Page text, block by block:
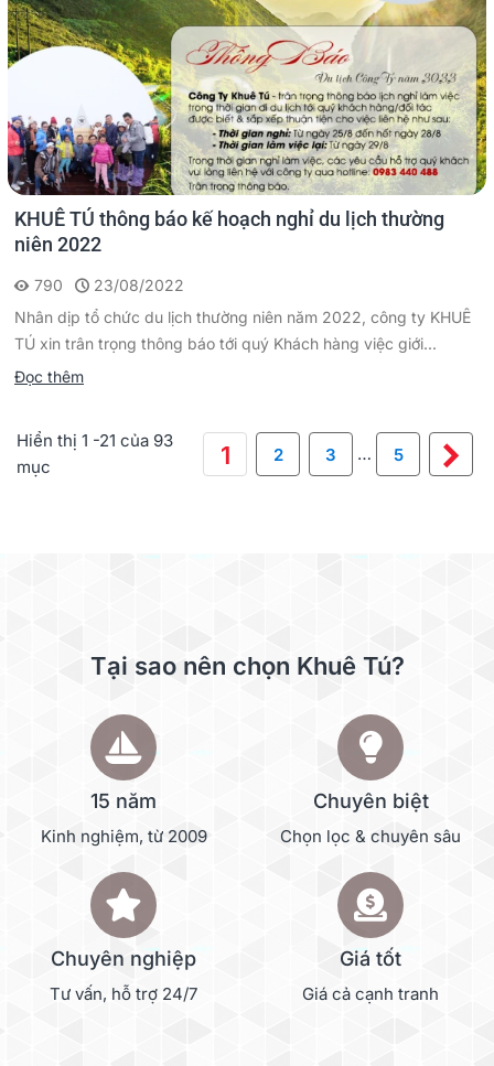
KHUÊ TÚ thông báo kế hoạch nghỉ du lịch thường
niên 2022
790
23/08/2022
Nhân dịp tổ chức du lịch thường niên năm 2022, công ty KHUÊ
TÚ xin trân trọng thông báo tới quý Khách hàng việc giới...
Đọc thêm
Hiển thị 1 -21 của 93
mục
1 2 3 … 5
Tại sao nên chọn Khuê Tú?
15 năm
Kinh nghiệm, từ 2009
Chuyên biệt
Chọn lọc & chuyên sâu
Chuyên nghiệp
Tư vấn, hỗ trợ 24/7
Giá tốt
Giá cả cạnh tranh